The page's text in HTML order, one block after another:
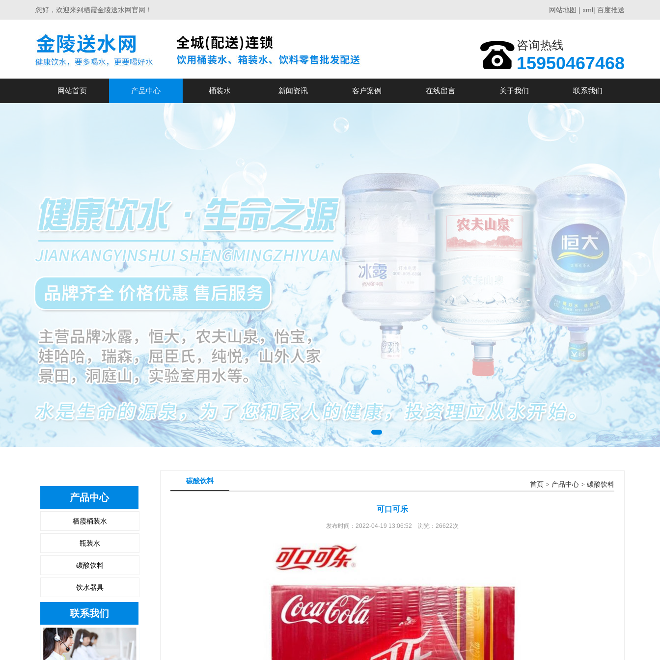
您好，欢迎来到栖霞金陵送水网官网！ 网站地图 | xml| 百度推送
咨询热线
15950467468
网站首页 产品中心 桶装水 新闻资讯 客户案例 在线留言 关于我们 联系我们
产品中心
栖霞桶装水
瓶装水
碳酸饮料
饮水器具
联系我们
碳酸饮料 首页 > 产品中心 > 碳酸饮料
可口可乐
发布时间：2022-04-19 13:06:52 浏览：26622次